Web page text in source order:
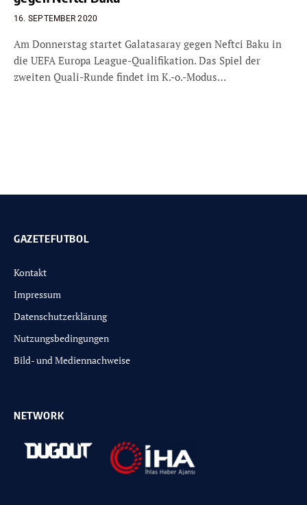
16. SEPTEMBER 2020
Am Donnerstag startet Galatasaray gegen Neftci Baku in
die UEFA Europa League-Qualifikation. Das Spiel der
zweiten Quali-Runde findet im K.-o.-Modus…
GAZETEFUTBOL
Kontakt
Impressum
Datenschutzerklärung
Nutzungsbedingungen
Bild- und Mediennachweise
NETWORK